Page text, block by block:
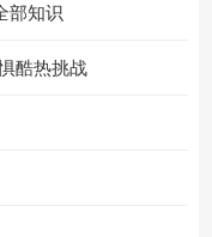
部知识
酷热挑战